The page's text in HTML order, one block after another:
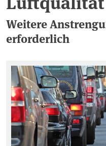
Weitere
erforderlich